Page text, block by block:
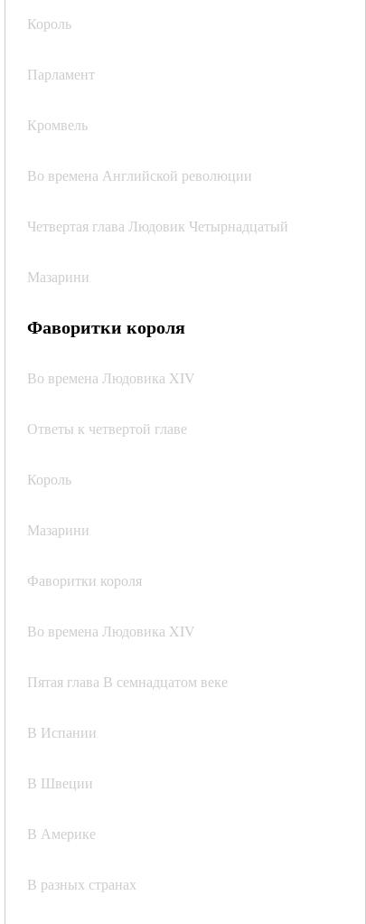
Король
Парламент
Кромвель
Во времена Английской революции
Четвертая глава Людовик Четырнадцатый
Мазарини
Фаворитки короля
Во времена Людовика XIV
Ответы к четвертой главе
Король
Мазарини
Фаворитки короля
Во времена Людовика XIV
Пятая глава В семнадцатом веке
В Испании
В Швеции
В Америке
В разных странах